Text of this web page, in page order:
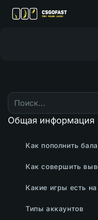
Общая информация
Как пополнить
Как совершить
Какие игры есть
Типы аккаунтов